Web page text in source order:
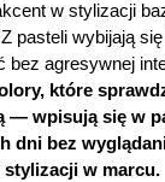
w stylizacji
pasteli wybijają
bez agresywnej
które
— wpisują się w
dni bez
w marcu.